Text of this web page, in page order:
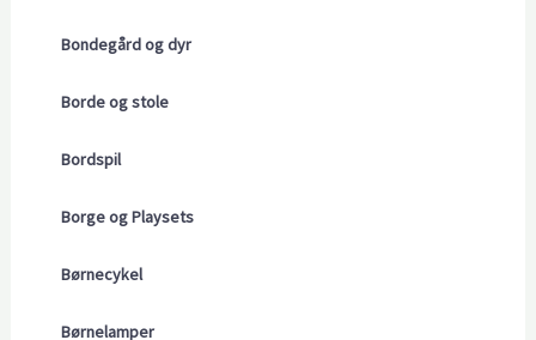
Bondegård og dyr
Borde og stole
Bordspil
Borge og Playsets
Børnecykel
Børnelamper